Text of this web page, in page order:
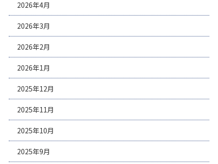
2026年4月
2026年3月
2026年2月
2026年1月
2025年12月
2025年11月
2025年10月
2025年9月